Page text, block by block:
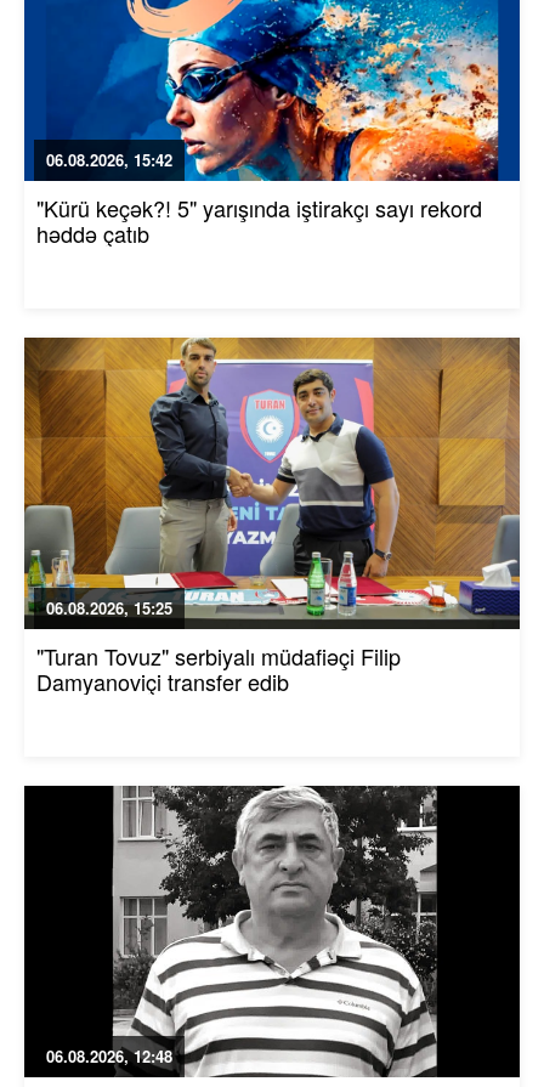
06.08.2026, 15:42
"Kürü keçək?! 5" yarışında iştirakçı sayı rekord
həddə çatıb
06.08.2026, 15:25
"Turan Tovuz" serbiyalı müdafiəçi Filip
Damyanoviçi transfer edib
06.08.2026, 12:48